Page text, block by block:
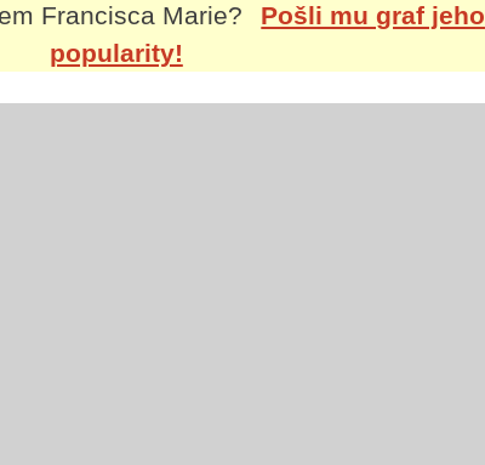
Francisca Marie?
Pošli mu graf jeho
popularity!